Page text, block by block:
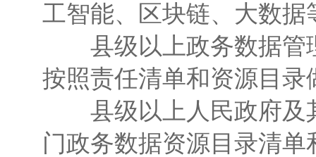
工智能、区块链、大数
县级以上政务数据管
按照责任清单和资源目
县级以上人民政府及
门政务数据资源目录清